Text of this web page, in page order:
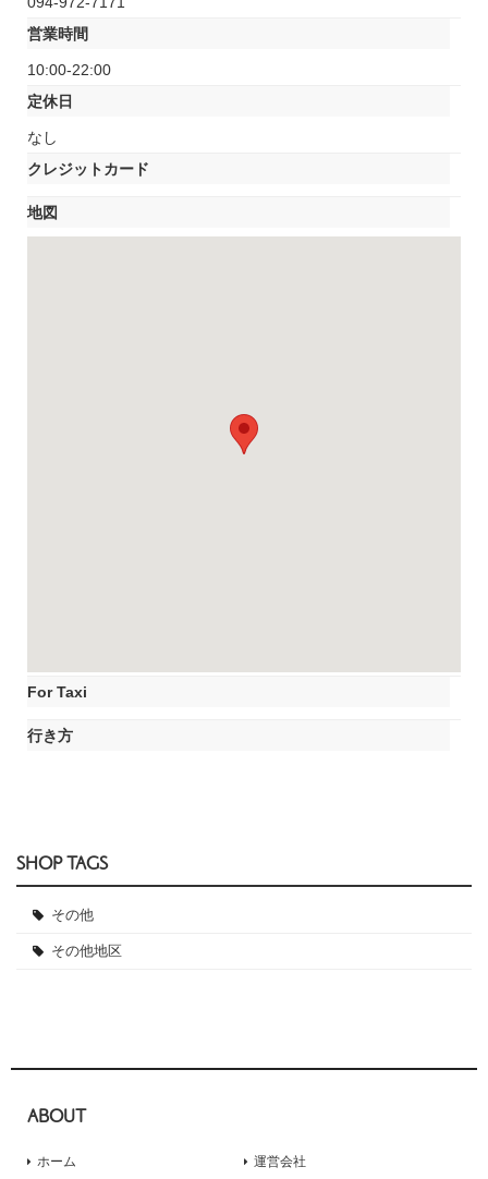
営業時間
10:00-22:00
定休日
なし
クレジットカード
地図
For Taxi
行き方
SHOP TAGS
その他
その他地区
ABOUT
ホーム
運営会社